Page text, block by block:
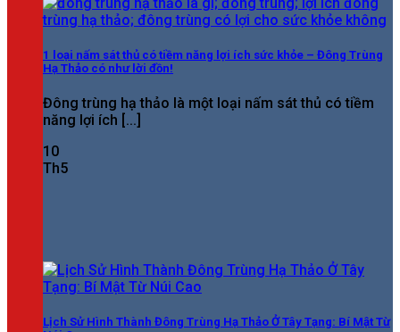
Lịch Sử Hình Thành Đông Trùng Hạ Thảo Ở Tây Tạng: Bí Mật Từ
1 loại nấm sát thủ có tiềm năng lợi ích sức khỏe – Đông Trùng
Hạ Thảo có như lời đồn!
Đông trùng hạ thảo là một loại nấm sát thủ có tiềm
năng lợi ích [...]
10
Th5